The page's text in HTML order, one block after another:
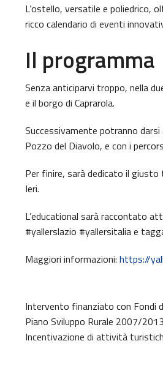
L’ostello, versatile e poliedrico,
ricco calendario di eventi
Il programma
Senza anticiparvi troppo, nella
e il borgo di Caprarola.
Successivamente potranno
Pozzo del Diavolo, e con i
Per finire, sarà dedicato il giusto
Ieri.
L’educational sarà raccontato
#yallerslazio #yallersitalia e
Maggiori informazioni: https://
Intervento finanziato con Fondi
Piano Sviluppo Rurale 2007/
Incentivazione di attività